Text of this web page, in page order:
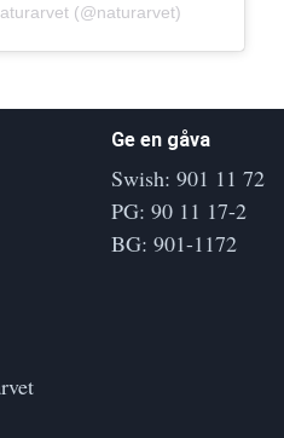
(@naturarvet)
Ge en gåva
Swish: 901 11 72
PG: 90 11 17-2
BG: 901-1172